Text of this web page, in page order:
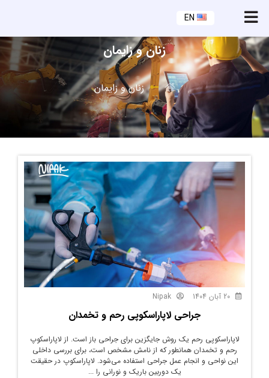
EN
زنان و زايمان
زنان و زايمان
Nipak
جراحي لاپاراسکوپي رحم و تخمدان
لاپاراسکوپی رحم یک روش جایگزین برای جراحی باز است. از لاپاراسکوپ
رحم و تخمدان همانطور که از نامش مشخص است، برای بررسی داخلی
این نواحی و انجام عمل جراحی استفاده می‌شود. لاپاراسکوپ در حقیقت
یک دوربین باریک و نورانی را ...